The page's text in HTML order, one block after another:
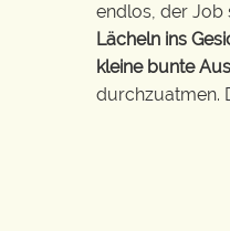
endlos, der Job
Lächeln ins
kleine bunte
durchzuatmen.